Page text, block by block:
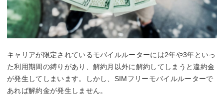
キャリアが限定されているモバイルルーターには2年や3年といっ
た利用期間の縛りがあり、解約月以外に解約してしまうと違約金
が発生してしまいます。しかし、SIMフリーモバイルルーターで
あれば解約金が発生しません。